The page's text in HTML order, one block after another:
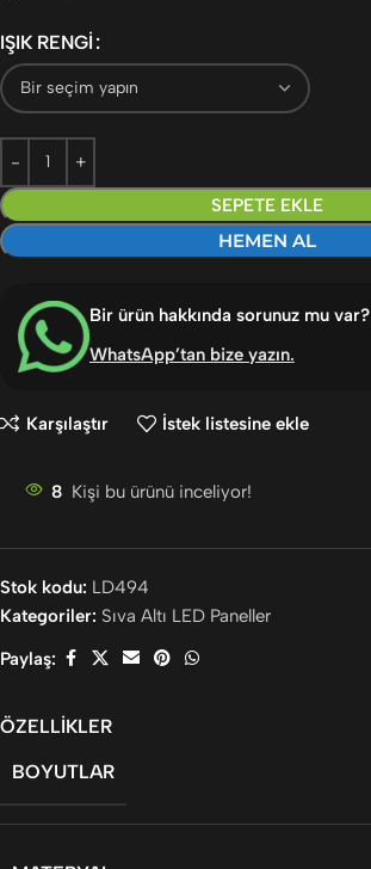
IŞIK RENGI
SEPETE EKLE
HEMEN AL
Bir ürün hakkında sorunuz mu var?
WhatsApp’tan bize yazın.
Karşılaştır İstek listesine ekle
8 Kişi bu ürünü inceliyor!
Stok kodu: LD494
Kategoriler: Sıva Altı LED Paneller
Paylaş:
ÖZELLIKLER
BOYUTLAR